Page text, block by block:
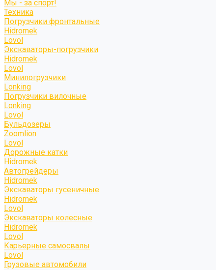
Мы - за спорт!
Техника
Погрузчики фронтальные
Hidromek
Lovol
Экскаваторы-погрузчики
Hidromek
Lovol
Минипогрузчики
Lonking
Погрузчики вилочные
Lonking
Lovol
Бульдозеры
Zoomlion
Lovol
Дорожные катки
Hidromek
Автогрейдеры
Hidromek
Экскаваторы гусеничные
Hidromek
Lovol
Экскаваторы колесные
Hidromek
Lovol
Карьерные самосвалы
Lovol
Грузовые автомобили